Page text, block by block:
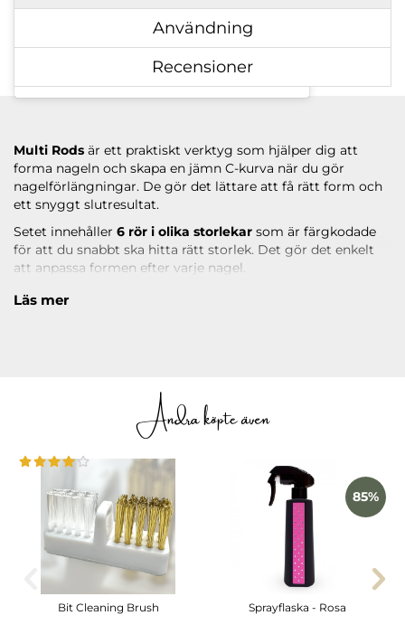
Användning
Recensioner
Multi Rods är ett praktiskt verktyg som hjälper dig att
forma nageln och skapa en jämn C-kurva när du gör
nagelförlängningar. De gör det lättare att få rätt form och
ett snyggt slutresultat.
Setet innehåller 6 rör i olika storlekar som är färgkodade
för att du snabbt ska hitta rätt storlek. Det gör det enkelt
att anpassa formen efter varje nagel.
Perfekt för både nybörjare och erfarna nagelterapeuter
Läs mer
Andra köpte även
Bit Cleaning Brush
85%
Sprayflaska - Rosa